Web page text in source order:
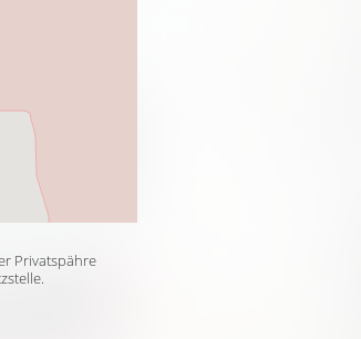
Privatspähre